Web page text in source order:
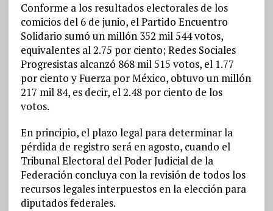
Conforme a los resultados electorales de los
comicios del 6 de junio, el Partido Encuentro
Solidario sumó un millón 352 mil 544 votos,
equivalentes al 2.75 por ciento; Redes Sociales
Progresistas alcanzó 868 mil 515 votos, el 1.77
por ciento y Fuerza por México, obtuvo un millón
217 mil 84, es decir, el 2.48 por ciento de los
votos.
En principio, el plazo legal para determinar la
pérdida de registro será en agosto, cuando el
Tribunal Electoral del Poder Judicial de la
Federación concluya con la revisión de todos los
recursos legales interpuestos en la elección para
diputados federales.